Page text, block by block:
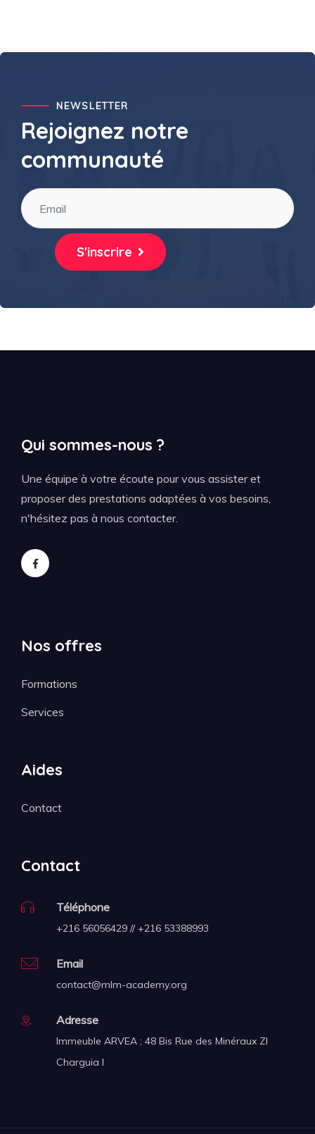
NEWSLETTER
Rejoignez notre
communauté
S'inscrire
Qui sommes-nous ?
Une équipe à votre écoute pour vous assister et
proposer des prestations adaptées à vos besoins,
n'hésitez pas à nous contacter.
Nos offres
Formations
Services
Aides
Contact
Contact
Téléphone
+216 56056429 // +216 53388993
Email
contact@mlm-academy.org
Adresse
Immeuble ARVEA ; 48 Bis Rue des Minéraux ZI
Charguia I